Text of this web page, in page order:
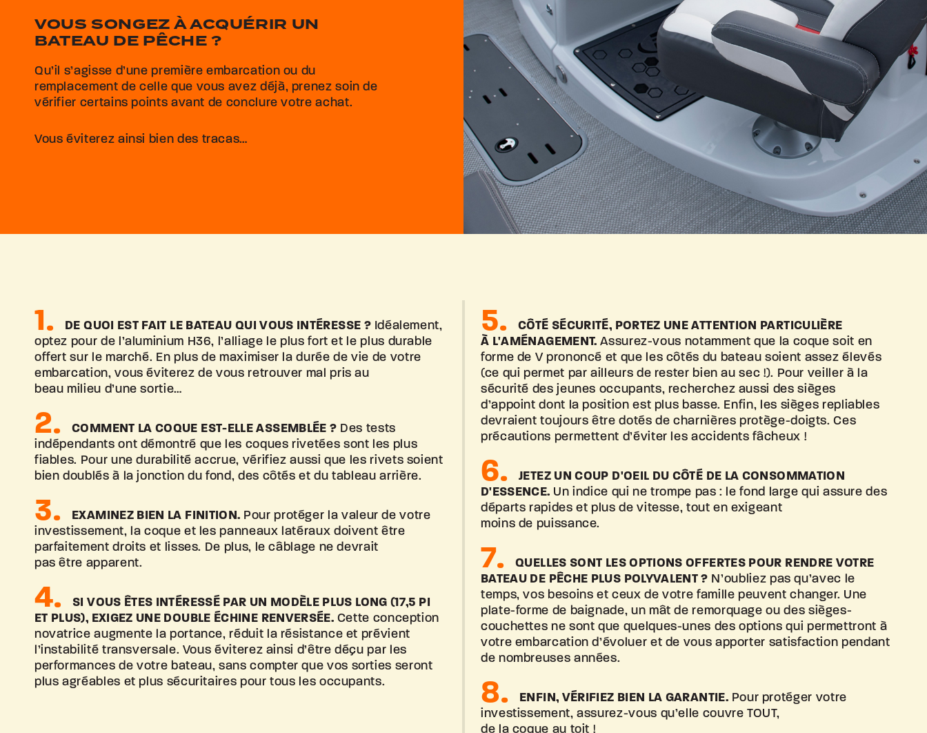
VOUS SONGEZ À ACQUÉRIR UN
BATEAU DE PÊCHE ?
Qu’il s’agisse d’une première embarcation ou du
remplacement de celle que vous avez déjà, prenez soin de
vérifier certains points avant de conclure votre achat.
Vous éviterez ainsi bien des tracas…
DE QUOI EST FAIT LE BATEAU QUIVOUS INTÉRESSE ? Idéalement,
optez pour de l’aluminium H36, l’alliage le plus fort et le plus durable
offert sur le marché. En plus de maximiser la durée de vie de votre
embarcation, vous éviterez de vous retrouver mal pris au
beau milieu d’une sortie…
COMMENT LA COQUE EST-ELLEASSEMBLÉE ? Des tests
indépendants ont démontré que les coques rivetées sont les plus
fiables. Pour une durabilité accrue, vérifiez aussi que les rivets soient
bien doublés à la jonction du fond, des côtés etdu tableau arrière.
EXAMINEZ BIEN LA FINITION. Pour protéger la valeur de votre
investissement, la coque et les panneaux latéraux doivent être
parfaitement droits et lisses. De plus, le câblage ne devrait
pas être apparent.
SI VOUS ÊTES INTÉRESSÉ PAR UN MODÈLE PLUS LONG (17,5 PI
ET PLUS), EXIGEZ UNE DOUBLE ÉCHINE RENVERSÉE. Cette conception
novatrice augmente la portance, réduit la résistance et prévient
l’instabilité transversale. Vous éviterez ainsi d’être déçu par les
performances de votre bateau, sans compter que vos sorties seront
plus agréables et plus sécuritaires pour tous les occupants.
CÔTÉ SÉCURITÉ, PORTEZ UNE ATTENTION PARTICULIÈRE
À L'AMÉNAGEMENT. Assurez-vous notamment que la coque soit en
forme de V prononcé et que les côtés du bateau soient assez élevés
(ce qui permet par ailleurs de rester bien au sec !). Pour veiller à la
sécurité des jeunes occupants, recherchez aussi des sièges
d’appoint dont la position est plus basse. Enfin, les sièges repliables
devraient toujours être dotés de charnières protège-doigts. Ces
précautions permettent d’éviter les accidents fâcheux !
JETEZ UN COUP D'OEIL DU CÔTÉ DE LA CONSOMMATION
D'ESSENCE. Un indice qui ne trompe pas : le fond large qui assure des
départs rapides et plus de vitesse, tout en exigeant
moins de puissance.
QUELLES SONT LES OPTIONS OFFERTES POUR RENDRE VOTRE
BATEAU DE PÊCHE PLUS POLYVALENT ? N’oubliez pas qu’avec le
temps, vos besoins et ceux de votre famille peuvent changer. Une
plate-forme de baignade, un mât de remorquage ou des sièges-
couchettes ne sont que quelques-unes des options qui permettront à
votre embarcation d’évoluer et de vous apporter satisfaction pendant
de nombreuses années.
ENFIN, VÉRIFIEZ BIEN LA GARANTIE.Pour protéger votre
investissement, assurez-vous qu’elle couvre TOUT,
de la coque au toit !